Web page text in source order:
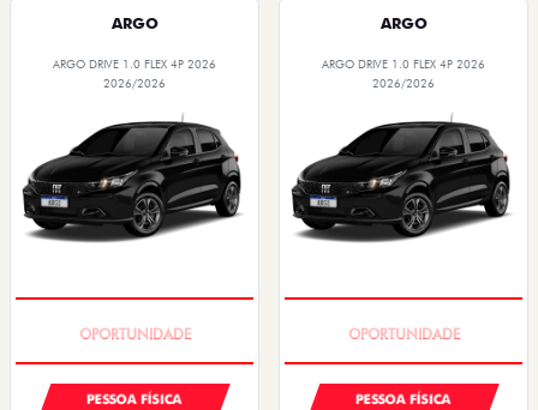
ARGO
ARGO DRIVE 1.0 FLEX 4P 2026
2026/2026
PESSOA FÍSICA
ARGO
ARGO DRIVE 1.0 FLEX 4P 2026
2026/2026
PESSOA FÍSICA